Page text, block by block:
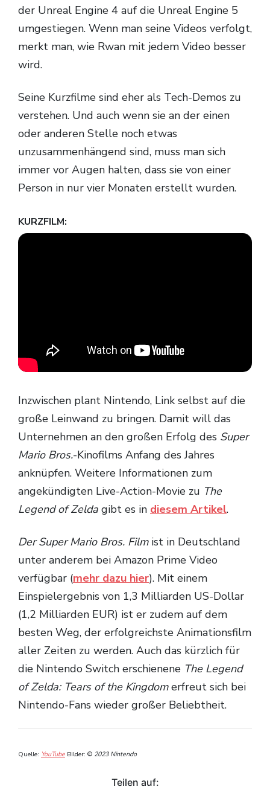
der Unreal Engine 4 auf die Unreal Engine 5
umgestiegen. Wenn man seine Videos verfolgt,
merkt man, wie Rwan mit jedem Video besser
wird.
Seine Kurzfilme sind eher als Tech-Demos zu
verstehen. Und auch wenn sie an der einen
oder anderen Stelle noch etwas
unzusammenhängend sind, muss man sich
immer vor Augen halten, dass sie von einer
Person in nur vier Monaten erstellt wurden.
KURZFILM:
Inzwischen plant Nintendo, Link selbst auf die
große Leinwand zu bringen. Damit will das
Unternehmen an den großen Erfolg des Super
Mario Bros.-Kinofilms Anfang des Jahres
anknüpfen. Weitere Informationen zum
angekündigten Live-Action-Movie zu The
Legend of Zelda gibt es in diesem Artikel.
Der Super Mario Bros. Filmist in Deutschland
unter anderem bei Amazon Prime Video
verfügbar (mehr dazu hier). Mit einem
Einspielergebnis von 1,3 Milliarden US-Dollar
(1,2 Milliarden EUR) ist er zudem auf dem
besten Weg, der erfolgreichste Animationsfilm
aller Zeiten zu werden. Auch das kürzlich für
die Nintendo Switch erschienene The Legend
of Zelda: Tears of the Kingdomerfreut sich bei
Nintendo-Fans wieder großer Beliebtheit.
Quelle: YouTube Bilder: © 2023 Nintendo
Teilen auf: